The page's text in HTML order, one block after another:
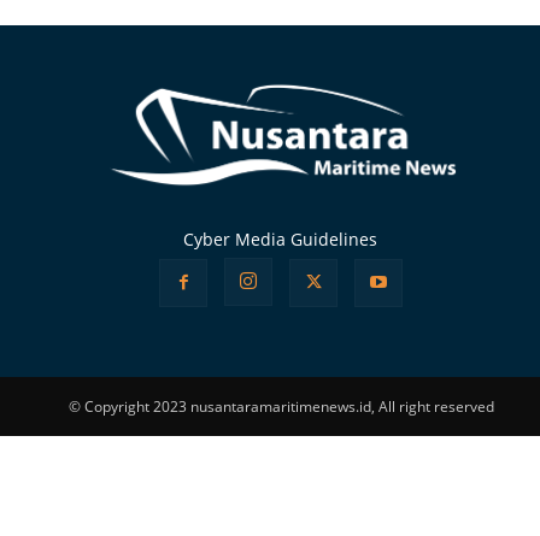
Cyber Media Guidelines
© Copyright 2023 nusantaramaritimenews.id, All right reserved